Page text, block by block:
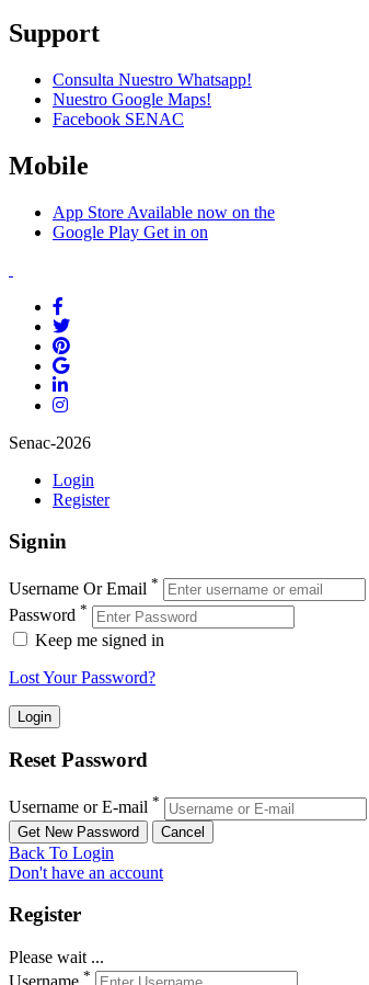
Support
Consulta Nuestro Whatsapp!
Nuestro Google Maps!
Facebook SENAC
Mobile
App Store Available now on the
Google Play Get in on
Senac-2026
Login
Register
Signin
Username Or Email *
Password *
Keep me signed in
Lost Your Password?
Reset Password
Username or E-mail *
Back To Login
Don't have an account
Register
Please wait ...
*